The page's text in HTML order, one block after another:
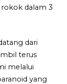
dalam 3
dari
terus
melalui
yang